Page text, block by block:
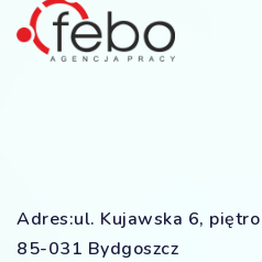
Adres:ul. Kujawska 6,
85-031 Bydgoszcz